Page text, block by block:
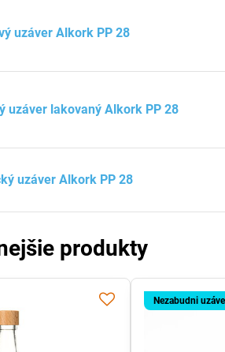
uzáver Alkork PP 28
uzáver lakovaný Alkork PP 28
uzáver Alkork PP 28
produkty
Nezabudni